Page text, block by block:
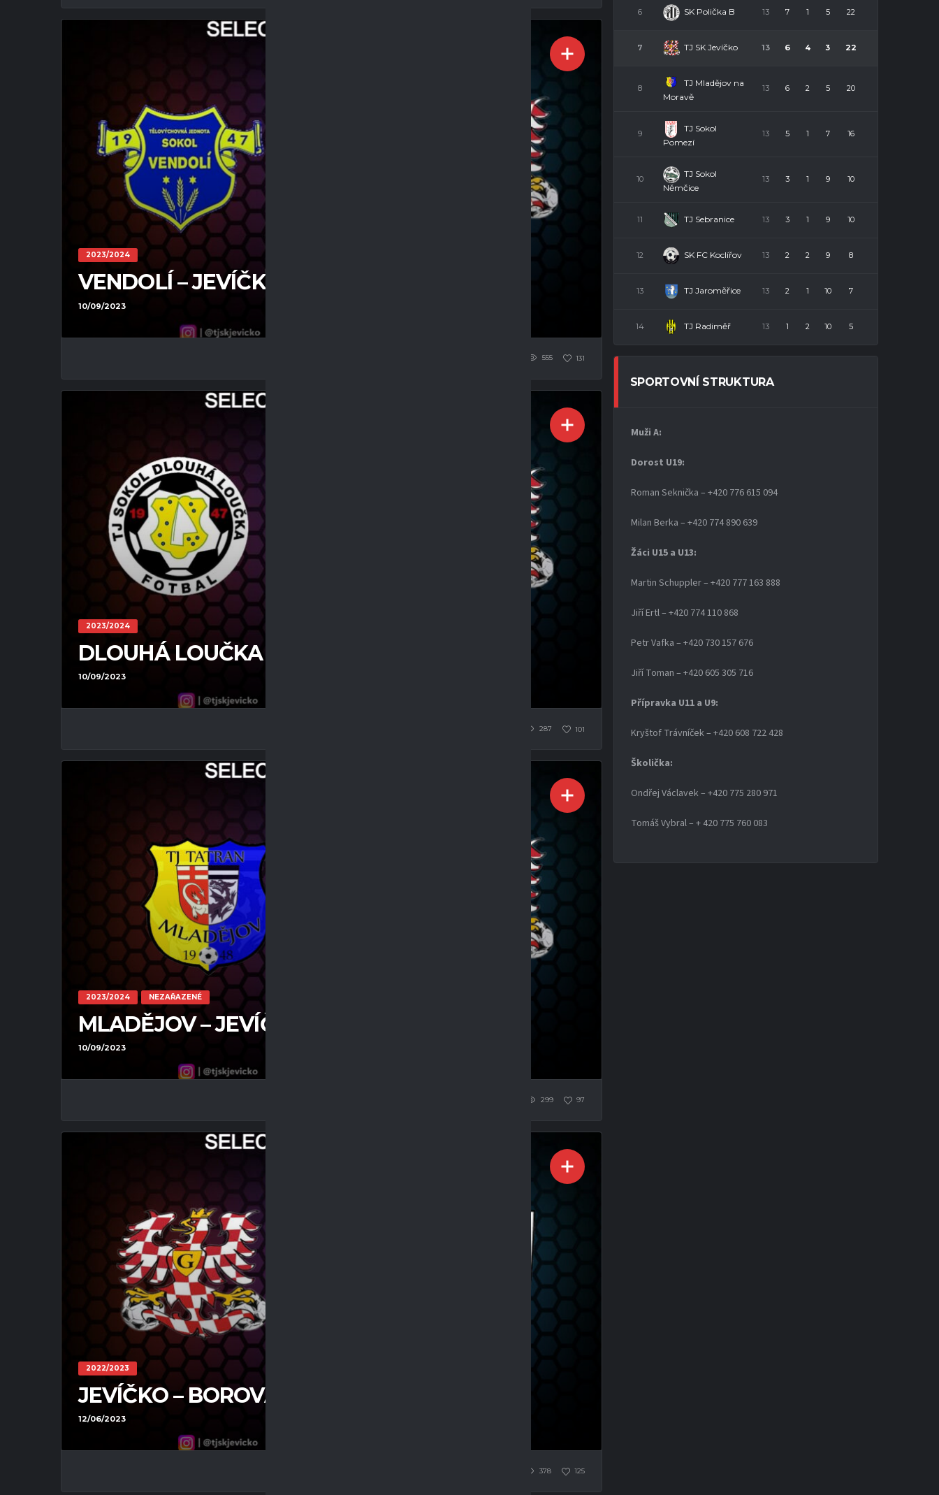
2023/2024
VENDOLÍ – JEVÍČKO 3 : 2 (1:0)
10/09/2023
555 131
2023/2024
DLOUHÁ LOUČKA – JEVÍČKO 4 : 3 (3:3)
10/09/2023
287 101
2023/2024 NEZAŘAZENÉ
MLADĚJOV – JEVÍČKO 3 : 1 (1:0)
10/09/2023
299 97
2022/2023
JEVÍČKO – BOROVÁ 0 : 4 (0:2)
12/06/2023
378 125
6 SK Polička B 13 7 1 5 22
7 TJ SK Jevíčko 13 6 4 3 22
8
TJ Mladějov na
Moravě
13 6 2 5 20
9
TJ Sokol
Pomezí
13 5 1 7 16
10
TJ Sokol
Němčice
13 3 1 9 10
11 TJ Sebranice 13 3 1 9 10
12 SK FC Koclířov 13 2 2 9 8
13 TJ Jaroměřice 13 2 1 10 7
14 TJ Radiměř 13 1 2 10 5
SPORTOVNÍ STRUKTURA
Muži A:
Dorost U19:
Roman Seknička – +420 776 615 094
Milan Berka – +420 774 890 639
Žáci U15 a U13:
Martin Schuppler – +420 777 163 888
Jiří Ertl – +420 774 110 868
Petr Vafka – +420 730 157 676
Jiří Toman – +420 605 305 716
Přípravka U11 a U9:
Kryštof Trávníček – +420 608 722 428
Školička:
Ondřej Václavek – +420 775 280 971
Tomáš Vybral – + 420 775 760 083